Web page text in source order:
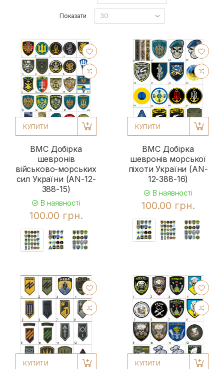
Показати
КУПИТИ
ВМС Добірка
шевронів
військово-морських
сил України (AN-12-
388-15)
В наявності
100.00 грн.
КУПИТИ
ВМС Добірка
шевронів морської
піхоти України (AN-
12-388-16)
В наявності
100.00 грн.
КУПИТИ КУПИТИ